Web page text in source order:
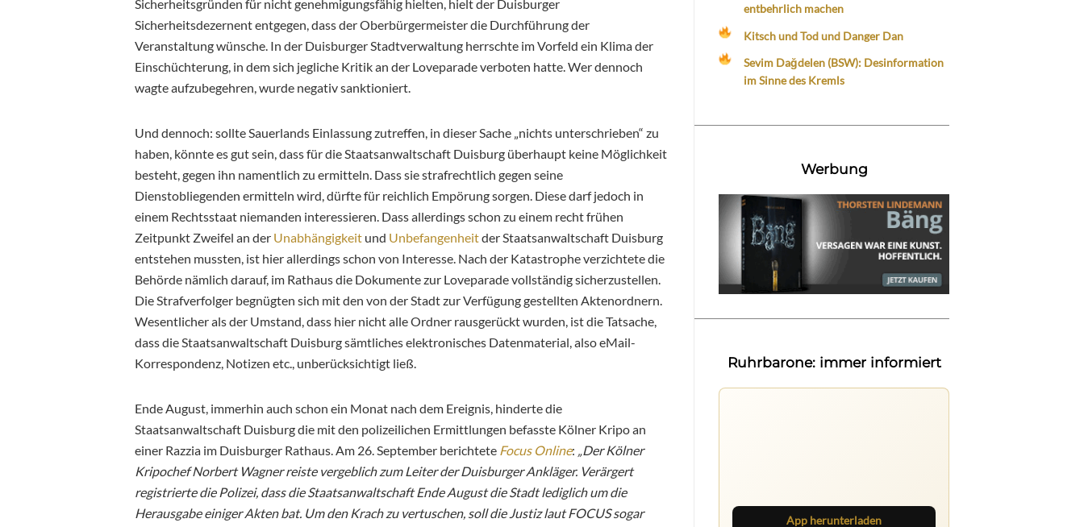
Sicherheitsgründen für nicht genehmigungsfähig hielten, hielt der Duisburger
Sicherheitsdezernent entgegen, dass der Oberbürgermeister die Durchführung der
Veranstaltung wünsche. In der Duisburger Stadtverwaltung herrschte im Vorfeld ein Klima der
Einschüchterung, in dem sich jegliche Kritik an der Loveparade verboten hatte. Wer dennoch
wagte aufzubegehren, wurde negativ sanktioniert.
Und dennoch: sollte Sauerlands Einlassung zutreffen, in dieser Sache „nichts unterschrieben“ zu
haben, könnte es gut sein, dass für die Staatsanwaltschaft Duisburg überhaupt keine Möglichkeit
besteht, gegen ihn namentlich zu ermitteln. Dass sie strafrechtlich gegen seine
Dienstobliegenden ermitteln wird, dürfte für reichlich Empörung sorgen. Diese darf jedoch in
einem Rechtsstaat niemanden interessieren. Dass allerdings schon zu einem recht frühen
Zeitpunkt Zweifel an der Unabhängigkeit und Unbefangenheitder Staatsanwaltschaft Duisburg
entstehen mussten, ist hier allerdings schon von Interesse. Nach der Katastrophe verzichtete die
Behörde nämlich darauf, im Rathaus die Dokumente zur Loveparade vollständig sicherzustellen.
Die Strafverfolger begnügten sich mit den von der Stadt zur Verfügung gestellten Aktenordnern.
Wesentlicher als der Umstand, dass hier nicht alle Ordner rausgerückt wurden, ist die Tatsache,
dass die Staatsanwaltschaft Duisburg sämtliches elektronisches Datenmaterial, also eMail-
Korrespondenz, Notizen etc., unberücksichtigt ließ.
Ende August, immerhin auch schon ein Monat nach dem Ereignis, hinderte die
Staatsanwaltschaft Duisburg die mit den polizeilichen Ermittlungen befasste Kölner Kripo an
einer Razzia im Duisburger Rathaus. Am 26. September berichtete Focus Online: „Der Kölner
Kripochef Norbert Wagner reiste vergeblich zum Leiter der Duisburger Ankläger. Verärgert
registrierte die Polizei, dass die Staatsanwaltschaft Ende August die Stadt lediglich um die
Herausgabe einiger Akten bat. Um den Krach zu vertuschen, soll die Justiz laut FOCUS sogar
entbehrlich machen
Kitsch und Tod und Danger Dan
Sevim Dağdelen (BSW): Desinformation
im Sinne des Kremls
Werbung
Ruhrbarone: immer informiert
App herunterladen